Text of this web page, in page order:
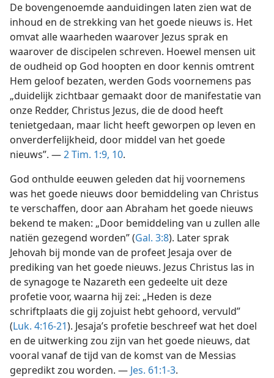
De bovengenoemde aanduidingen laten zien wat de
inhoud en de strekking van het goede nieuws is. Het
omvat alle waarheden waarover Jezus sprak en
waarover de discipelen schreven. Hoewel mensen uit
de oudheid op God hoopten en door kennis omtrent
Hem geloof bezaten, werden Gods voornemens pas
„duidelijk zichtbaar gemaakt door de manifestatie van
onze Redder, Christus Jezus, die de dood heeft
tenietgedaan, maar licht heeft geworpen op leven en
onverderfelijkheid, door middel van het goede
nieuws”. —2 Tim. 1:9, 10.
God onthulde eeuwen geleden dat hij voornemens
was het goede nieuws door bemiddeling van Christus
te verschaffen, door aan Abraham het goede nieuws
bekend te maken: „Door bemiddeling van u zullen alle
natiën gezegend worden” (Gal. 3:8). Later sprak
Jehovah bij monde van de profeet Jesaja over de
prediking van het goede nieuws. Jezus Christus las in
de synagoge te Nazareth een gedeelte uit deze
profetie voor, waarna hij zei: „Heden is deze
schriftplaats die gij zojuist hebt gehoord, vervuld”
(Luk. 4:16-21). Jesaja’s profetie beschreef wat het doel
en de uitwerking zou zijn van het goede nieuws, dat
vooral vanaf de tijd van de komst van de Messias
gepredikt zou worden. — Jes. 61:1-3.